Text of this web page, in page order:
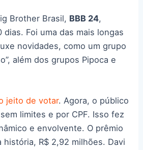
Brother Brasil, BBB 24,
dias. Foi uma das mais longas
novidades, como um grupo
além dos grupos Pipoca e
jeito de votar. Agora, o público
limites e por CPF. Isso fez
e envolvente. O prêmio
história, R$ 2,92 milhões. Davi